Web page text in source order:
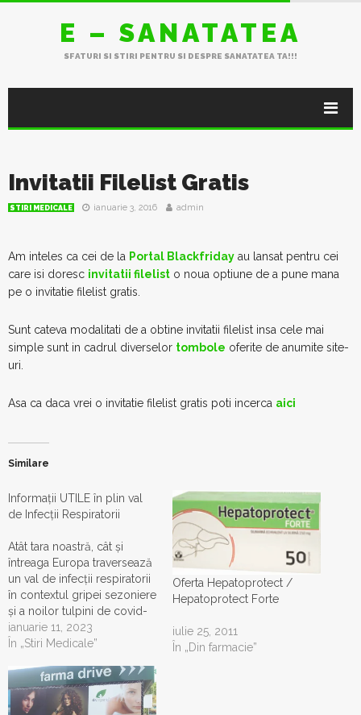
E – SANATATEA
SFATURI SI STIRI PENTRU SI DESPRE SANATATEA TA!!!
Invitatii Filelist Gratis
STIRI MEDICALE ianuarie 3, 2016 admin
Am inteles ca cei de la Portal Blackfriday au lansat pentru cei
care isi doresc invitatii filelist o noua optiune de a pune mana
pe o invitatie filelist gratis.
Sunt cateva modalitati de a obtine invitatii filelist insa cele mai
simple sunt in cadrul diverselor tombole oferite de anumite site-
uri.
Asa ca daca vrei o invitatie filelist gratis poti incerca aici
Similare
Informații UTILE în plin val
de Infecții Respiratorii
Atât tara noastră, cât și
întreaga Europa traversează
un val de infecții respiratorii
în contextul gripei sezoniere
și a noilor tulpini de covid-
19. Mai jos dezbatem câteva
chestiuni importante despre
modul de administrare în
plinã epidemie(declarată
oficial de către oficialități). 1)
ianuarie 11, 2023
În „Stiri Medicale”
Oferta Hepatoprotect /
Hepatoprotect Forte
iulie 25, 2011
În „Din farmacie”